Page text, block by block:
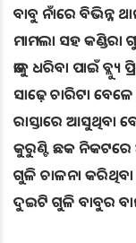
ବାବୁ ନାଁରେ ବିଭିନ୍ନ
ମାମଲା ସହ କଣ୍ଡିରା
ତାକୁ ଧରିବା ପାଇଁ ବ୍ଲ୍ୟୁ
ସାଢ଼େ ଚାରିଟା
ରାସ୍ତାରେ ଆସୁଥିବା
କୁରୁଣ୍ଟି ଛକ ନିକଟରେ
ଗୁଳି ଚାଳନା
ଦୁଇଟି ଗୁଳି ବାବୁର